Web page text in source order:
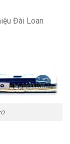
Đài Loan